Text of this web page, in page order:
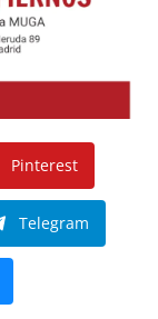
Pinterest
Telegram